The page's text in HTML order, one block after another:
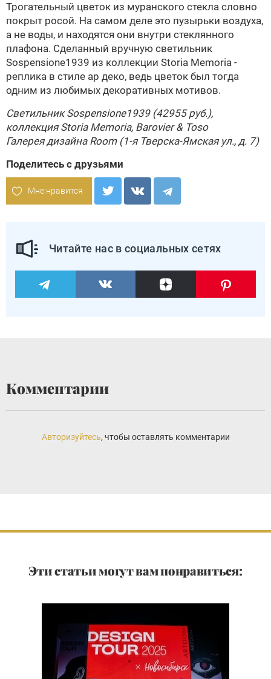
Трогательный цветок из муранского стекла словно
покрыт росой. На самом деле это пузырьки воздуха,
а не воды, и находятся они внутри стеклянного
плафона. Сделанный вручную светильник
Sospensione1939 из коллекции Storia Memoria -
реплика в стиле ар деко, ведь цветок был тогда
одним из любимых декоративных мотивов.
Светильник Sospensione1939 (42955 руб.),
коллекция Storia Memoria, Barovier & Toso
Галерея дизайна Room(1-я Тверска-Ямская ул., д. 7)
Поделитесь с друзьями
Мне нравится
Читайте нас в социальных сетях
Комментарии
Авторизуйтесь, чтобы оставлять комментарии
Эти статьи могут вам понравиться: